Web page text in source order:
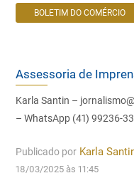
BOLETIM DO COMÉRCIO
Assessoria de
Karla Santin –
– WhatsApp (41) 99236-
Publicado por Karla
18/03/2025 às 11:45